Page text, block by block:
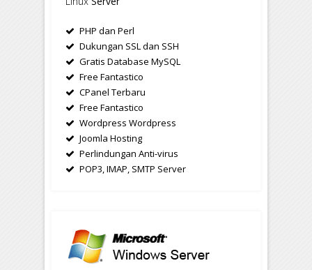
PHP dan Perl
Dukungan SSL dan SSH
Gratis Database MySQL
Free Fantastico
CPanel Terbaru
Free Fantastico
Wordpress Wordpress
Joomla Hosting
Perlindungan Anti-virus
POP3, IMAP, SMTP Server